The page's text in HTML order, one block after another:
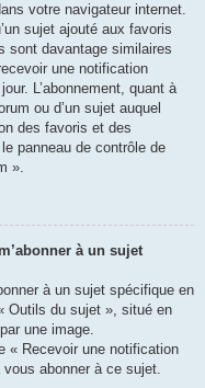
votre navigateur internet.
sujet ajouté aux favoris
sont davantage similaires
une notification
L’abonnement, quant à
ou d’un sujet auquel
des favoris et des
panneau de contrôle de
».
à un sujet
à un sujet spécifique en
Outils du sujet », situé en
une image.
« Recevoir une notification
vous abonner à ce sujet.